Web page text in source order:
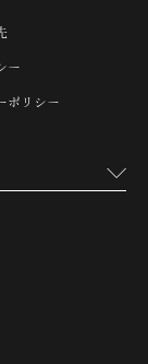
ー
ポリシー